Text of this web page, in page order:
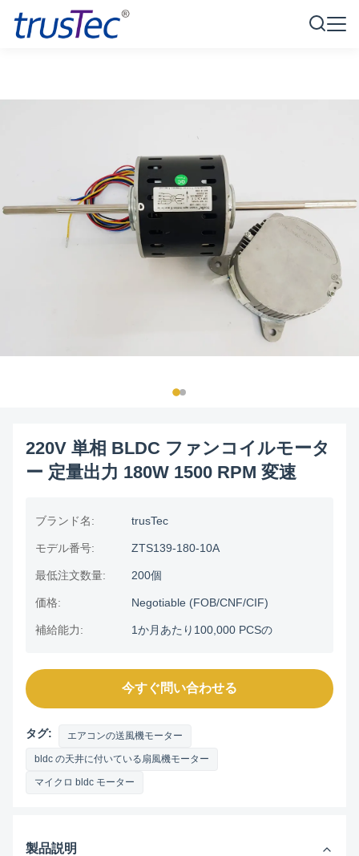
220V 単相 BLDC ファンコイルモータ
ー 定量出力 180W 1500 RPM 変速
ブランド名: trusTec
モデル番号: ZTS139-180-10A
最低注文数量: 200個
価格: Negotiable (FOB/CNF/CIF)
補給能力: 1か月あたり100,000 PCSの
今すぐ問い合わせる
タグ: エアコンの送風機モーター
bldc の天井に付いている扇風機モーター
マイクロ bldc モーター
製品説明